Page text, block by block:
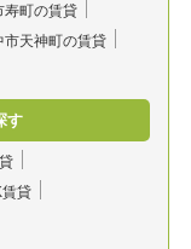
寿町の賃貸
市天神町の賃貸
す
貸